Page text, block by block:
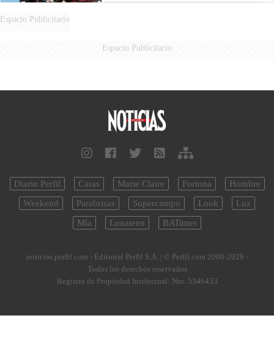
Espacio Publicitario
Espacio Publicitario
Diario Perfil Caras Marie Claire Fortuna
Hombre
Weekend
Parabrisas Supercampo Look
Luz
Mía
Lunateen BATimes
noticias.perfil.com - Editorial Perfil S.A. | © Perfil.com 2006-2026 -
Todos los derechos reservados
Registro de Propiedad Intelectual: Nro. 5346433